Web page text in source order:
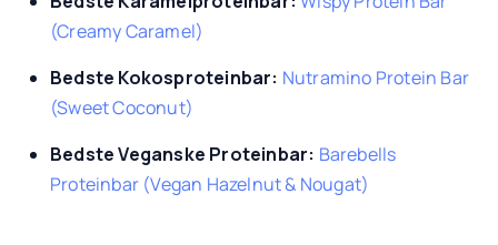
(Creamy Caramel)
Bedste Kokosproteinbar: Nutramino Protein Bar
(Sweet Coconut)
Bedste Veganske Proteinbar: Barebells
Proteinbar (Vegan Hazelnut & Nougat)